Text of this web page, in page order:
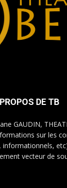
DE TB
GAUDIN,
sur les
informationnels,
vecteur de